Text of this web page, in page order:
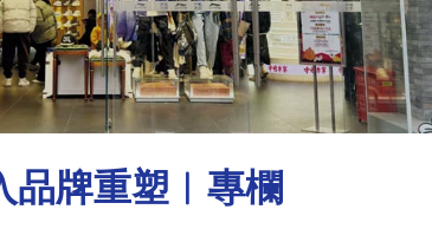
品牌重塑︳專欄